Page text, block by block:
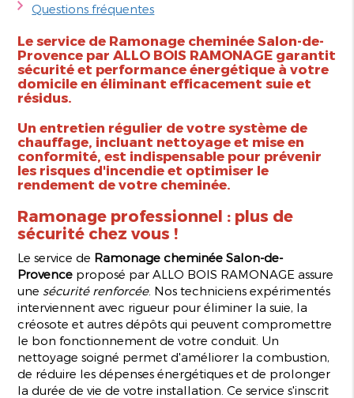
Questions fréquentes
Le service de Ramonage cheminée Salon-de-
Provence par ALLO BOIS RAMONAGE garantit
sécurité et performance énergétique à votre
domicile en éliminant efficacement suie et
résidus.
Un entretien régulier de votre système de
chauffage, incluant nettoyage et mise en
conformité, est indispensable pour prévenir
les risques d'incendie et optimiser le
rendement de votre cheminée.
Ramonage professionnel : plus de
sécurité chez vous !
Le service de Ramonage cheminée Salon-de-
Provence proposé par ALLO BOIS RAMONAGE assure
une sécurité renforcée. Nos techniciens expérimentés
interviennent avec rigueur pour éliminer la suie, la
créosote et autres dépôts qui peuvent compromettre
le bon fonctionnement de votre conduit. Un
nettoyage soigné permet d'améliorer la combustion,
de réduire les dépenses énergétiques et de prolonger
la durée de vie de votre installation. Ce service s'inscrit